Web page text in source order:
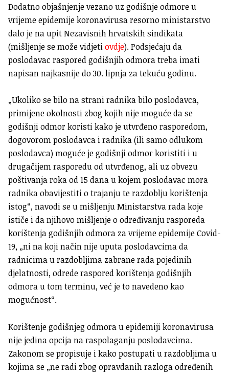
Dodatno objašnjenje vezano uz godišnje odmore u
vrijeme epidemije koronavirusa resorno ministarstvo
dalo je na upit Nezavisnih hrvatskih sindikata
(mišljenje se može vidjetiovdje). Podsjećaju da
poslodavac raspored godišnjih odmora treba imati
napisan najkasnije do 30. lipnja za tekuću godinu.
„Ukoliko se bilo na strani radnika bilo poslodavca,
primijene okolnosti zbog kojih nije moguće da se
godišnji odmor koristi kako je utvrđeno rasporedom,
dogovorom poslodavca i radnika (ili samo odlukom
poslodavca) moguće je godišnji odmor koristiti i u
drugačijem rasporedu od utvrđenog, ali uz obvezu
poštivanja roka od 15 dana u kojem poslodavac mora
radnika obavijestiti o trajanju te razdoblju korištenja
istog“, navodi se u mišljenju Ministarstva rada koje
ističe i da njihovo mišljenje o određivanju rasporeda
korištenja godišnjih odmora za vrijeme epidemije Covid-
19, „ni na koji način nije uputa poslodavcima da
radnicima u razdobljima zabrane rada pojedinih
djelatnosti, odrede raspored korištenja godišnjih
odmora u tom terminu, već je to navedeno kao
mogućnost“.
Korištenje godišnjeg odmora u epidemiji koronavirusa
nije jedina opcija na raspolaganju poslodavcima.
Zakonom se propisuje i kako postupati u razdobljima u
kojima se „ne radi zbog opravdanih razloga određenih